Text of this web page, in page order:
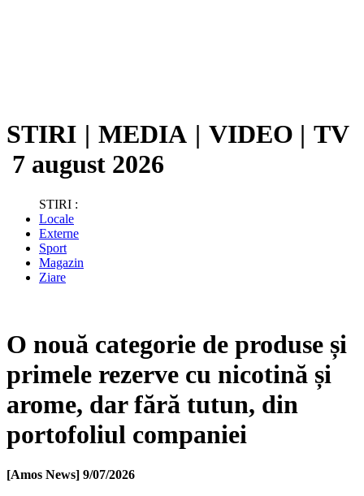
STIRI | MEDIA | VIDEO | TV
7 august 2026
STIRI :
Locale
Externe
Sport
Magazin
Ziare
O nouă categorie de produse și
primele rezerve cu nicotină și
arome, dar fără tutun, din
portofoliul companiei
[Amos News] 9/07/2026